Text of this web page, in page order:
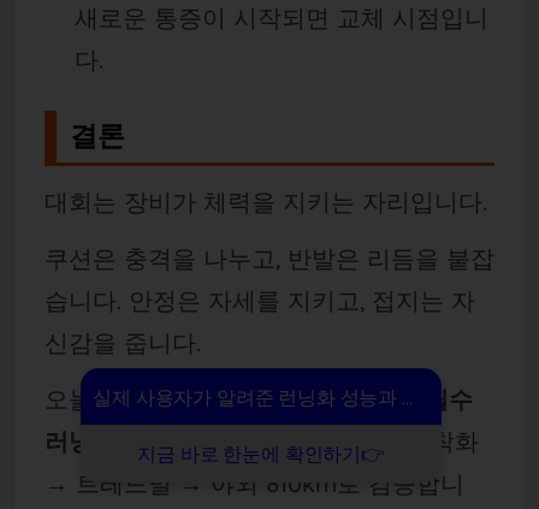
새로운 통증이 시작되면 교체 시점입니
다.
결론
대회는 장비가 체력을 지키는 자리입니다.
쿠션은 충격을 나누고, 반발은 리듬을 붙잡
습니다. 안정은 자세를 지키고, 접지는 자
신감을 줍니다.
오늘 기준으로마라톤 대회 출전 전 필수
러닝화
후보를 2 3켤레로 좁힌 뒤, 집 착화
→ 트레드밀 → 야외 8 10km로 검증합니
실제 사용자가 알려준 런닝화 성능과 만족도
지금 바로 한눈에 확인하기👉